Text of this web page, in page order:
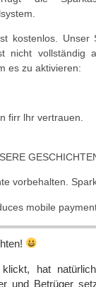
kostenlos.
nicht
es zu aktivieren:
firr lhr vertrauen.
vorbehalten.
mobile
hat
und Betrüger